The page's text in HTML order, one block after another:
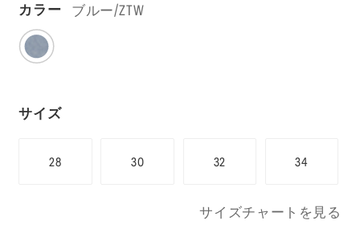
カラー ブルー/ZTW
サイズ
28 30 32 34
サイズチャートを見る